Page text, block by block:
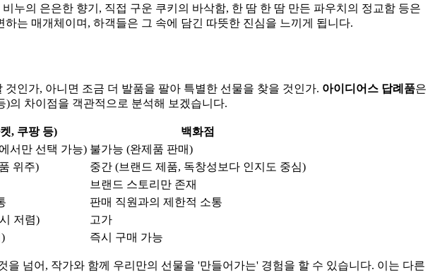
누의 은은한 향기, 직접 구운 쿠키의 바삭함, 한 땀 한 땀 만든 파우치의 정교함 등은
는 매개체이며, 하객들은 그 속에 담긴 따뜻한 진심을 느끼게 됩니다.
인가, 아니면 조금 더 발품을 팔아 특별한 선물을 찾을 것인가. 아이디어스 답례품은
의 차이점을 객관적으로 분석해 보겠습니다.
, 쿠팡 등)
백화점
서만 선택 가능) 불가능 (완제품 판매)
위주)
중간 (브랜드 제품, 독창성보다 인지도 중심)
브랜드 스토리만 존재
판매 직원과의 제한적 소통
저렴)
고가
즉시 구매 가능
넘어, 작가와 함께 우리만의 선물을 '만들어가는' 경험을 할 수 있습니다. 이는 다른